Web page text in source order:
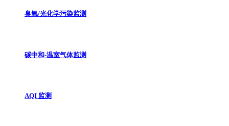
臭氧/光化学污染监测
碳中和-温室气体监测
AQI 监测